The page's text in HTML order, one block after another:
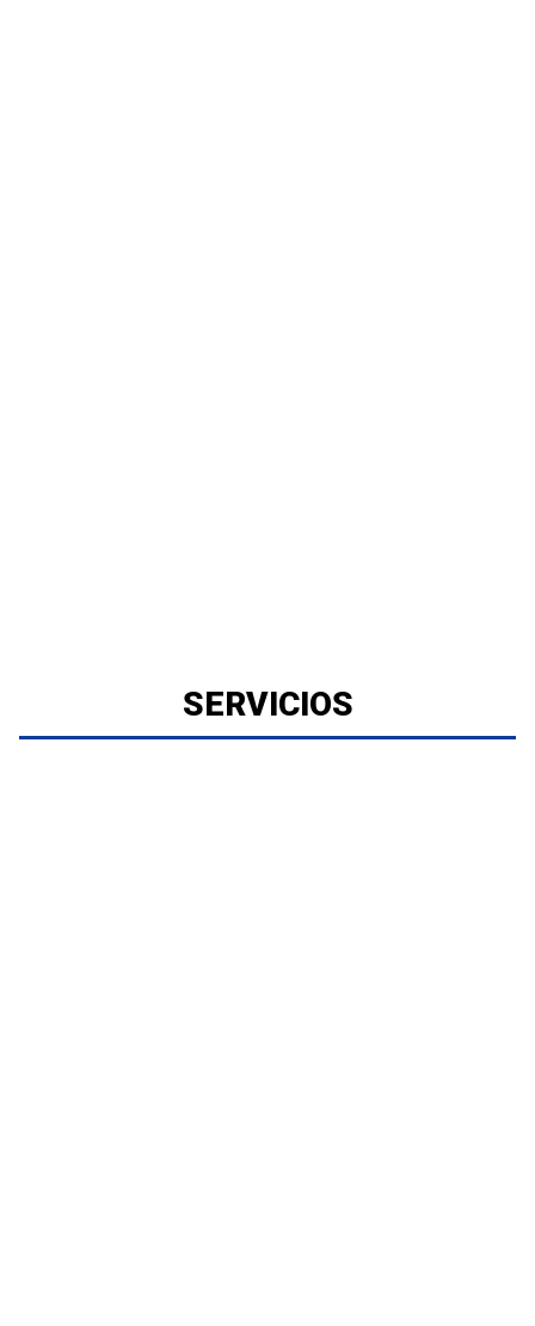
SERVICIOS